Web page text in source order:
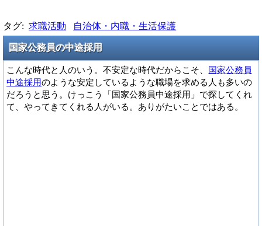
タグ: 求職活動 自治体・内職・生活保護
国家公務員の中途採用
こんな時代と人のいう。不安定な時代だからこそ、 国家公務員
中途採用のような安定しているような職場を求める人も多いの
だろうと思う。けっこう「国家公務員中途採用」で探してくれ
て、やってきてくれる人がいる。ありがたいことではある。